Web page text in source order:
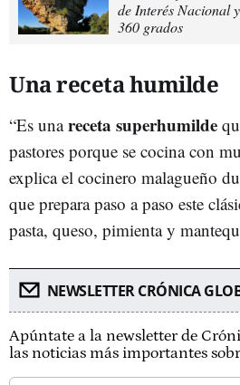
de Interés Nacional
360 grados
Una receta humilde
“Es unareceta superhumilde
pastores porque se cocina con
explica el cocinero malagueño
que prepara paso a paso este
pasta, queso, pimienta y
NEWSLETTER CRÓNICA
Apúntate a la newsletter de
las noticias más importantes